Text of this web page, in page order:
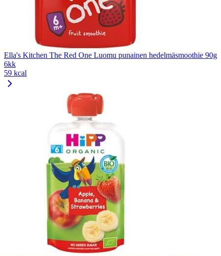
Ella's Kitchen The Red One Luomu punainen hedelmäsmoothie 90g
6kk
59 kcal